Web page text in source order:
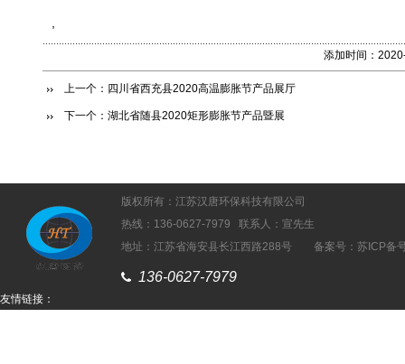
添加时间：
上一个： 四川省西充县2020高温膨胀节产品展厅
下一个： 湖北省随县2020矩形膨胀节产品暨展
版权所有：江苏汉唐环保科技有限公司
热线 ：136-0627-7979 联系人：宣先生
地址：江苏省海安县长江西路288号 备案号：苏ICP备
136-0627-7979
友情链接：